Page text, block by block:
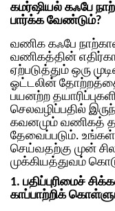
கமர்ஷியல் கஃபே
பார்க்க வேண்டும்?
வணிக கஃபே
வணிகத்தின்
ஏற்படுத்தும் ஒரு
ஓட்டலின் தோற்றத்தை
பயனற்ற
செலவழிப்பதில்
கவனமும் வணிகத்
தேவைப்படும். உங்கள்
செய்வதற்கு முன்
முக்கியத்துவம்
1. பதிப்புரிமைச்
காப்பாற்றிக்